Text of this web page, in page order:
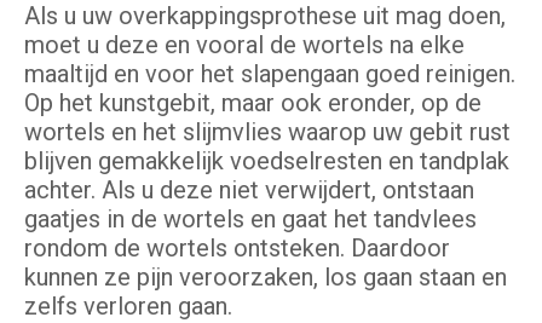
Als u uw overkappingsprothese uit mag doen,
moet u deze en vooral de wortels na elke
maaltijd en voor het slapengaan goed reinigen.
Op het kunstgebit, maar ook eronder, op de
wortels en het slijmvlies waarop uw gebit rust
blijven gemakkelijk voedselresten en tandplak
achter. Als u deze niet verwijdert, ontstaan
gaatjes in de wortels en gaat het tandvlees
rondom de wortels ontsteken. Daardoor
kunnen ze pijn veroorzaken, los gaan staan en
zelfs verloren gaan.